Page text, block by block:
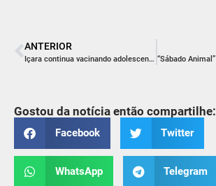
ANTERIOR
Içara continua vacinando adolescentes nesta quinta-feira
Gostou da notícia então compartilhe:
Facebook Twitter
WhatsApp Telegram